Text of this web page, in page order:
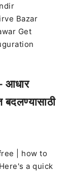
Bazar
Get
आधार
बदलण्यासाठी
| how to
a quick